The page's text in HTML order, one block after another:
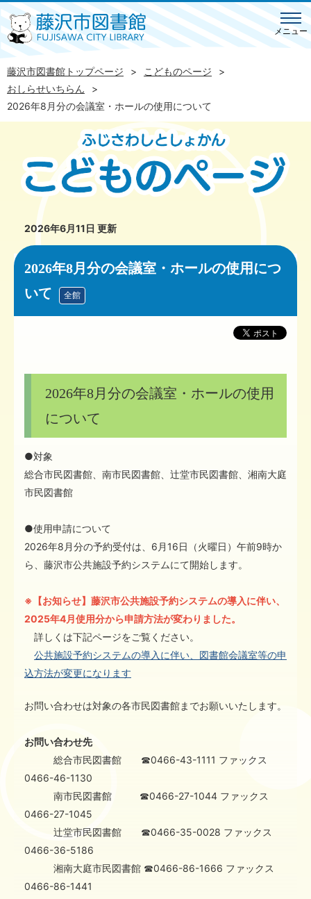
メニュー
藤沢市図書館トップページ
こどものページ
おしらせいちらん
2026年8月分の会議室・ホールの使用について
2026年6月11日 更新
2026年8月分の会議室・ホールの使用につ
いて
全館
2026年8月分の会議室・ホールの使用
について
●対象
総合市民図書館、南市民図書館、辻堂市民図書館、湘南大庭
市民図書館
●使用申請について
2026年8月分の予約受付は、6月16日（火曜日）午前9時か
ら、藤沢市公共施設予約システムにて開始します。
※【お知らせ】藤沢市公共施設予約システムの導入に伴い、
2025年4月使用分から申請方法が変わりました。
詳しくは下記ページをご覧ください。
公共施設予約システムの導入に伴い、図書館会議室等の申
込方法が変更になります
お問い合わせは対象の各市民図書館までお願いいたします。
お問い合わせ先
総合市民図書館 ☎0466-43-1111 ファックス
0466-46-1130
南市民図書館 ☎0466-27-1044 ファックス
0466-27-1045
辻堂市民図書館 ☎0466-35-0028 ファックス
0466-36-5186
湘南大庭市民図書館 ☎0466-86-1666 ファックス
0466-86-1441